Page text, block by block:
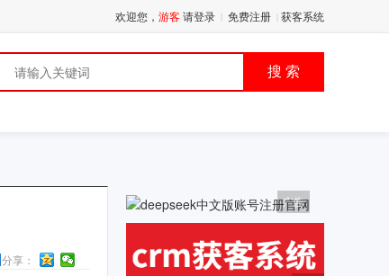
欢迎您， 游客请登录 免费注册 获客系统
搜 索
分享：
广告